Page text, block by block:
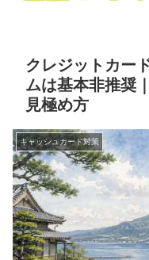
クレジットカー
ムは基本非推奨
見極め方
キャッシュカード対策